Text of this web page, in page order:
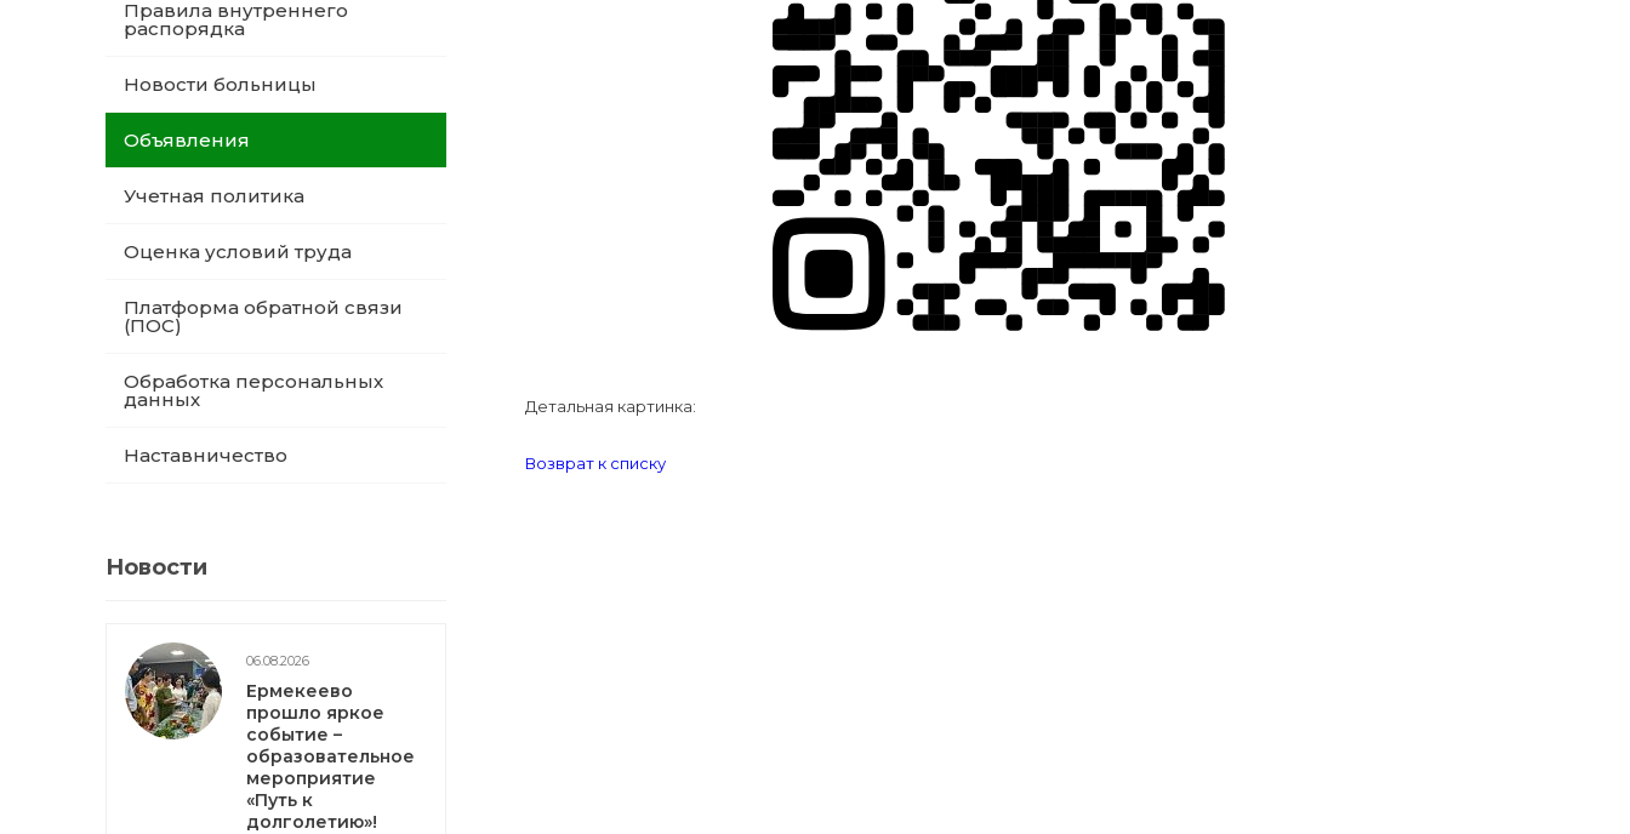
Правила внутреннего
распорядка
Новости больницы
Объявления
Учетная политика
Оценка условий труда
Платформа обратной связи
(ПОС)
Обработка персональных
данных
Наставничество
Новости
06.08.2026
Ермекеево
прошло яркое
событие –
образовательное
мероприятие
«Путь к
долголетию»!
Детальная картинка:
Возврат к списку